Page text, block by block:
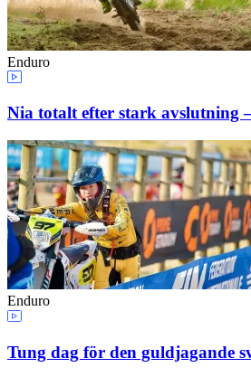
Enduro
Nia totalt efter stark avslutning
Enduro
Tung dag för den guldjagande